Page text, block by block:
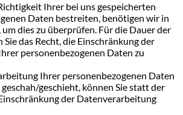
Ihrer bei uns gespeicherten
Daten bestreiten, benötigen wir in
um dies zu überprüfen. Für die Dauer der
Sie das Recht, die Einschränkung der
personenbezogenen Daten zu
Ihrer personenbezogenen Daten
geschieht, können Sie statt der
der Datenverarbeitung